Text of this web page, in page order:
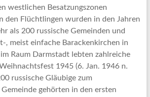
westlichen Besatzungszonen
den Flüchtlingen wurden in den Jahren
als 200 russische Gemeinden und
, meist einfache Barackenkirchen in
Raum Darmstadt lebten zahlreiche
1945 (6. Jan. 1946 n.
russische Gläubige zum
gehörten in den ersten